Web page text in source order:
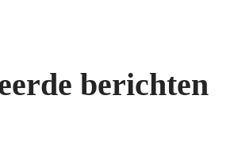
berichten
we wachten niet op